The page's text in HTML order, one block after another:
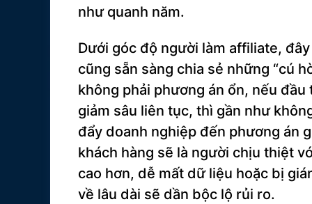
như quanh năm.
Dưới góc độ người làm affiliate,
cũng sẵn sàng chia sẻ những “cú
không phải phương án ổn, nếu
giảm sâu liên tục, thì gần như
đẩy doanh nghiệp đến phương án
khách hàng sẽ là người chịu thiệt
cao hơn, dễ mất dữ liệu hoặc bị
về lâu dài sẽ dần bộc lộ rủi ro.